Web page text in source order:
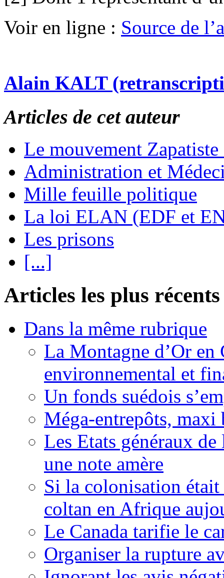
Voir en ligne : Source de
Alain KALT
Articles de cet auteur
Le mouvement
Administration et
Mille feuille politique
La loi ELAN (EDF et
Les prisons
[...]
Articles les plus récents
Dans la même rubrique
La Montagne d’Or
environnemental et
Un fonds suédois
Méga-entrepôts, maxi
Les Etats généraux
une note amère
Si la colonisation
coltan en Afrique
Le Canada tarifie le
Organiser la rupture